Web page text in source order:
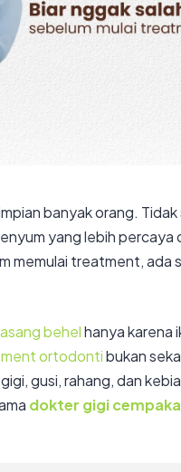
banyak orang.
yang lebih percaya
memulai treatment,
behelhanya karena
ortodontibukan
gusi, rahang, dan
dokter gigi